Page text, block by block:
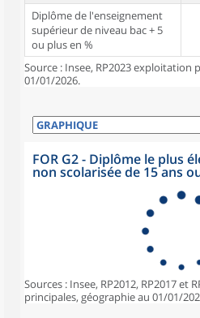
Diplôme de l'enseignement
supérieur de niveau bac + 5
ou plus en %
Source : Insee, RP2023 exploitation
01/01/2026.
FOR G2 - Diplôme le plus
non scolarisée de 15 ans
Sources : Insee, RP2012, RP2017 et
principales, géographie au 01/01/